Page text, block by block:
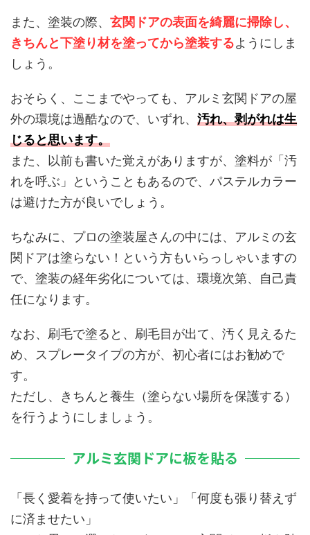
また、塗装の際、 玄関ドアの表面を綺麗に掃除し、
きちんと下塗り材を塗ってから塗装するようにしま
しょう。
おそらく、ここまでやっても、アルミ玄関ドアの屋
外の環境は過酷なので、いずれ、 汚れ、剥がれは生
じると思います。
また、以前も書いた覚えがありますが、塗料が「汚
れを呼ぶ」ということもあるので、パステルカラー
は避けた方が良いでしょう。
ちなみに、プロの塗装屋さんの中には、アルミの玄
関ドアは塗らない！という方もいらっしゃいますの
で、塗装の経年劣化については、環境次第、自己責
任になります。
なお、刷毛で塗ると、刷毛目が出て、汚く見えるた
め、スプレータイプの方が、初心者にはお勧めで
す。
ただし、きちんと養生（塗らない場所を保護する）
を行うようにしましょう。
アルミ玄関ドアに板を貼る
「長く愛着を持って使いたい」「何度も張り替えず
に済ませたい」